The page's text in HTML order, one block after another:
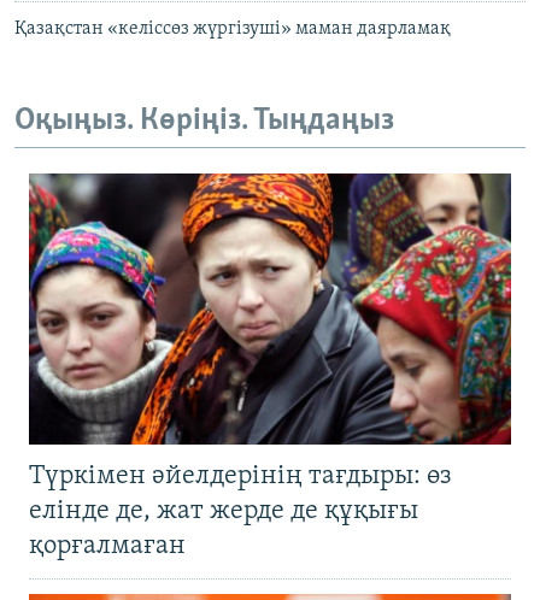
Қазақстан «келіссөз жүргізуші» маман даярламақ
Оқыңыз. Көріңіз. Тыңдаңыз
Түркімен әйелдерінің тағдыры: өз
елінде де, жат жерде де құқығы
қорғалмаған